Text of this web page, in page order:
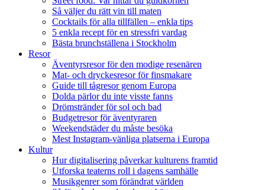
Så väljer du rätt vin till maten
Cocktails för alla tillfällen – enkla tips
5 enkla recept för en stressfri vardag
Bästa brunchställena i Stockholm
Resor
Äventyrsresor för den modige resenären
Mat- och dryckesresor för finsmakare
Guide till tågresor genom Europa
Dolda pärlor du inte visste fanns
Drömstränder för sol och bad
Budgetresor för äventyraren
Weekendstäder du måste besöka
Mest Instagram-vänliga platserna i Europa
Kultur
Hur digitalisering påverkar kulturens framtid
Utforska teaterns roll i dagens samhälle
Musikgenrer som förändrat världen